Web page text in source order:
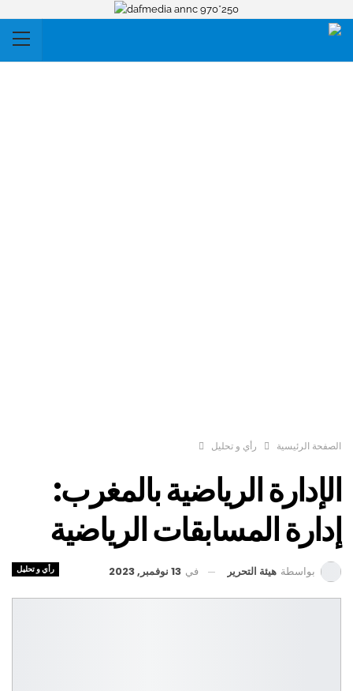
الصفحة الرئيسية رأي و تحليل
الإدارة الرياضية بالمغرب:
إدارة المسابقات الرياضية
رأي و تحليل بواسطة هيئة التحرير في 13 نوفمبر, 2023